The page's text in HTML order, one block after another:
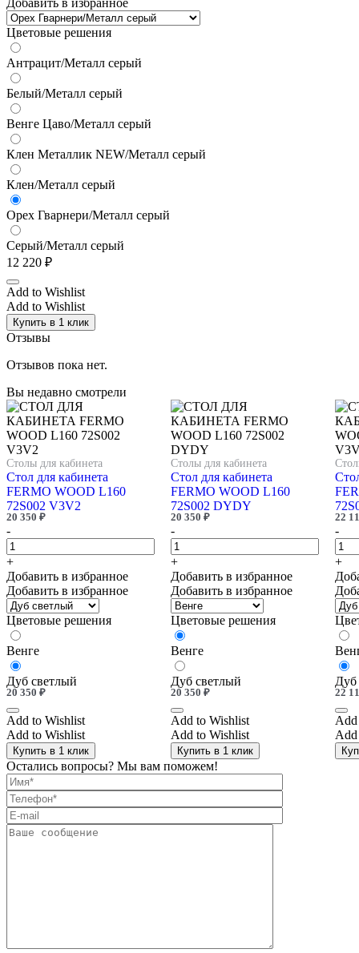
Цветовые решения
Антрацит/Металл серый
Белый/Металл серый
Венге Цаво/Металл серый
Клен Металлик NEW/Металл серый
Клен/Металл серый
Орех Гварнери/Металл серый
Серый/Металл серый
12 220 ₽
Add to Wishlist
Add to Wishlist
Купить в 1 клик
Отзывы
Отзывов пока нет.
Вы недавно смотрели
Столы для кабинета
Стол для кабинета
FERMO WOOD L160
72S002 V3V2
20 350 ₽
-
+
Добавить в избранное
Добавить в избранное
Цветовые решения
Венге
Дуб светлый
20 350 ₽
Add to Wishlist
Add to Wishlist
Купить в 1 клик
Столы для кабинета
Стол для кабинета
FERMO WOOD L160
72S002 DYDY
20 350 ₽
-
+
Добавить в избранное
Добавить в избранное
Цветовые решения
Венге
Дуб светлый
20 350 ₽
Add to Wishlist
Add to Wishlist
Купить в 1 клик
22
-
+
Дуб
22
Остались вопросы? Мы вам поможем!